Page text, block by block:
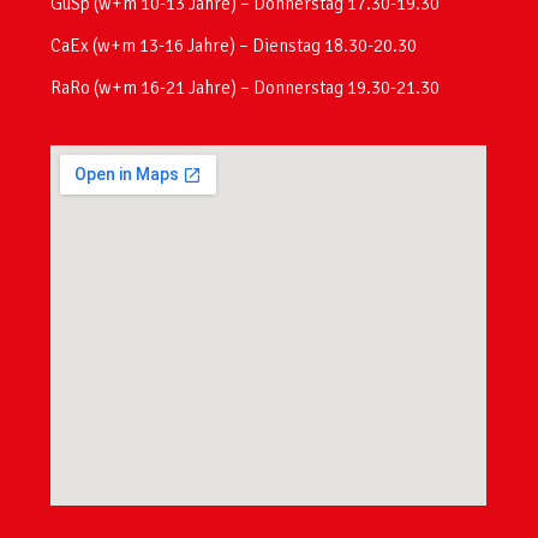
CaEx (w+m 13-16 Jahre) – Dienstag 18.30-20.30
RaRo (w+m 16-21 Jahre) – Donnerstag 19.30-21.30